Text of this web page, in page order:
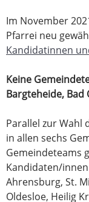
Im November
Pfarrei neu
Kandidatinnen
Keine
Bargteheide, Bad
Parallel zur Wahl
in allen sechs
Gemeindeteams
Kandidaten/
Ahrensburg, St.
Oldesloe, Heilig